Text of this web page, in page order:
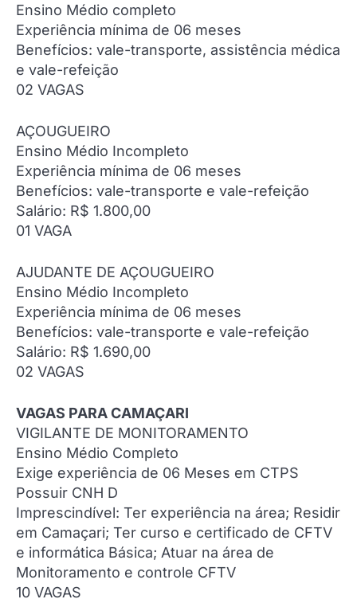
Ensino Médio completo
Experiência mínima de 06 meses
Benefícios: vale-transporte, assistência médica
e vale-refeição
02 VAGAS
AÇOUGUEIRO
Ensino Médio Incompleto
Experiência mínima de 06 meses
Benefícios: vale-transporte e vale-refeição
Salário: R$ 1.800,00
01 VAGA
AJUDANTE DE AÇOUGUEIRO
Ensino Médio Incompleto
Experiência mínima de 06 meses
Benefícios: vale-transporte e vale-refeição
Salário: R$ 1.690,00
02 VAGAS
VAGAS PARA CAMAÇARI
VIGILANTE DE MONITORAMENTO
Ensino Médio Completo
Exige experiência de 06 Meses em CTPS
Possuir CNH D
Imprescindível: Ter experiência na área; Residir
em Camaçari; Ter curso e certificado de CFTV
e informática Básica; Atuar na área de
Monitoramento e controle CFTV
10 VAGAS